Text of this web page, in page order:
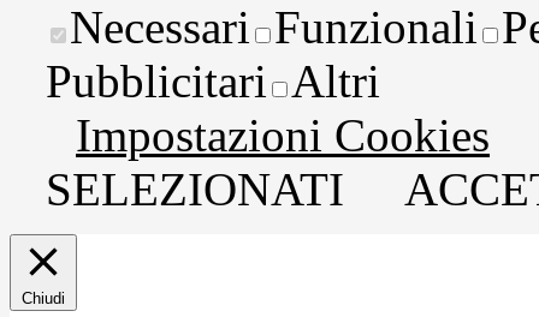
Necessari Funzionali
Pubblicitari Altri
Impostazioni Cookies
SELEZIONATI
Chiudi